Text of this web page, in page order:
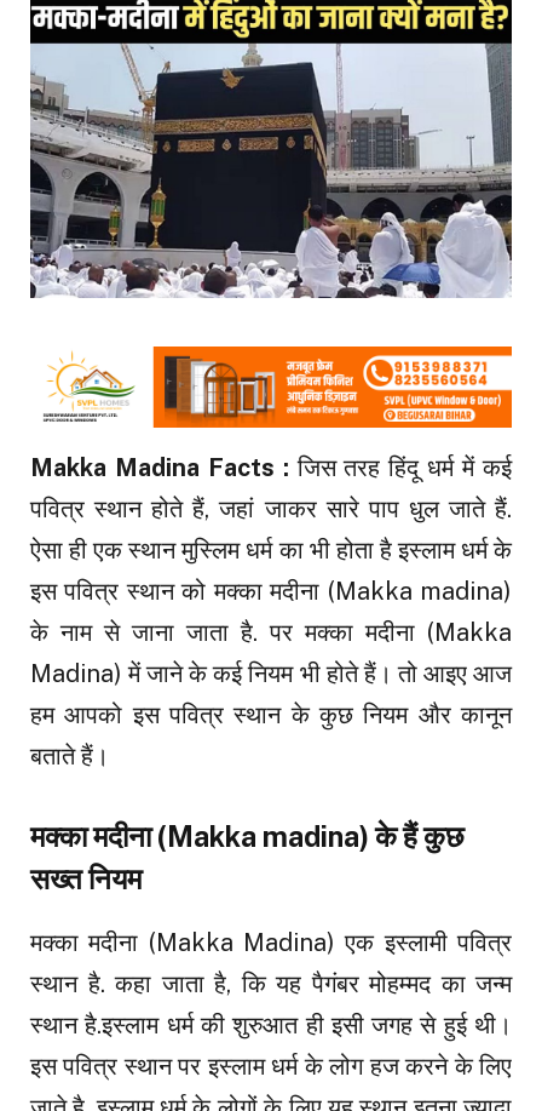
Makka Madina Facts :जिस तरह हिंदू धर्म में कई
पवित्र स्थान होते हैं, जहां जाकर सारे पाप धुल जाते हैं.
ऐसा ही एक स्थान मुस्लिम धर्म का भी होता है इस्लाम धर्म के
इस पवित्र स्थान को मक्का मदीना (Makka madina)
के नाम से जाना जाता है. पर मक्का मदीना (Makka
Madina) में जाने के कई नियम भी होते हैं। तो आइए आज
हम आपको इस पवित्र स्थान के कुछ नियम और कानून
बताते हैं।
मक्का मदीना (Makka madina) के हैं कुछ
सख्त नियम
मक्का मदीना (Makka Madina) एक इस्लामी पवित्र
स्थान है. कहा जाता है, कि यह पैगंबर मोहम्मद का जन्म
स्थान है.इस्लाम धर्म की शुरुआत ही इसी जगह से हुई थी।
इस पवित्र स्थान पर इस्लाम धर्म के लोग हज करने के लिए